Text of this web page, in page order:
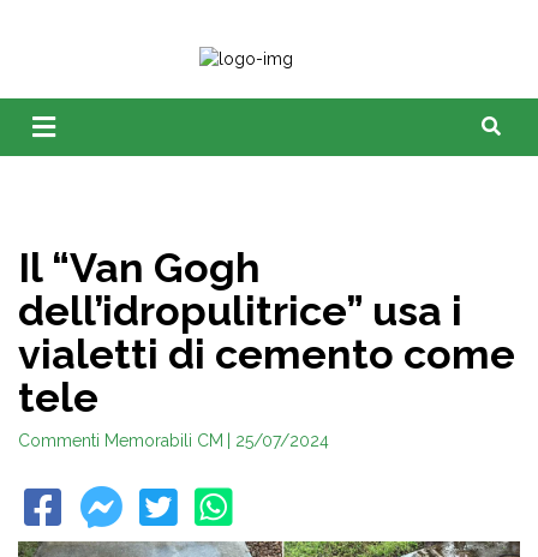
Il “Van Gogh
dell’idropulitrice” usa i
vialetti di cemento come
tele
Commenti Memorabili CM | 25/07/2024